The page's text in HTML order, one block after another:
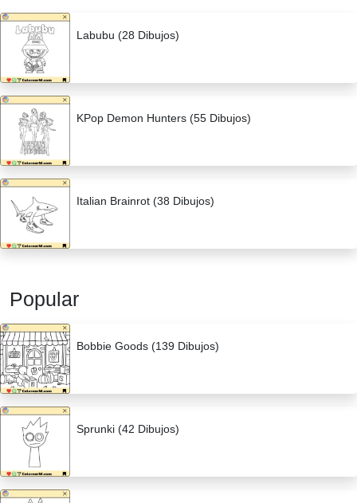
Labubu (28 Dibujos)
KPop Demon Hunters (55 Dibujos)
Italian Brainrot (38 Dibujos)
Popular
Bobbie Goods (139 Dibujos)
Sprunki (42 Dibujos)